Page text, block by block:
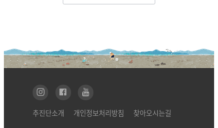
추진단소개 개인정보처리방침 찾아오시는길